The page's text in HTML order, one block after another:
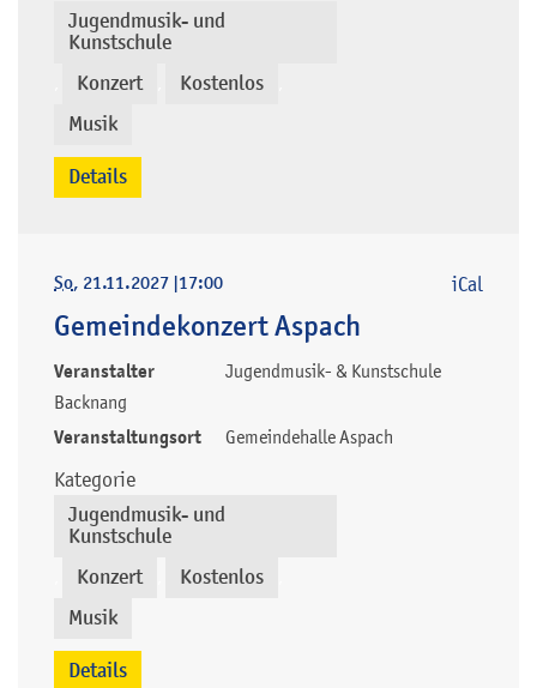
Jugendmusik- und
Kunstschule
Konzert Kostenlos
Musik
Details
So, 21.11.2027 |17:00
Gemeindekonzert Aspach
Veranstalter
Jugendmusik- & Kunstschule
Backnang
Veranstaltungsort Gemeindehalle Aspach
Kategorie
Jugendmusik- und
Kunstschule
Konzert Kostenlos
Musik
iCal
Details